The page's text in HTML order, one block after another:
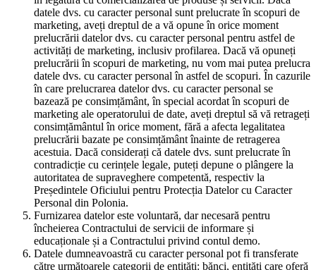
datele dvs. cu caracter personal sunt prelucrate în scopuri de
marketing, aveți dreptul de a vă opune în orice moment
prelucrării datelor dvs. cu caracter personal pentru astfel de
activități de marketing, inclusiv profilarea. Dacă vă opuneți
prelucrării în scopuri de marketing, nu vom mai putea prelucra
datele dvs. cu caracter personal în astfel de scopuri. În cazurile
în care prelucrarea datelor dvs. cu caracter personal se
bazează pe consimțământ, în special acordat în scopuri de
marketing ale operatorului de date, aveți dreptul să vă retrageți
consimțământul în orice moment, fără a afecta legalitatea
prelucrării bazate pe consimțământ înainte de retragerea
acestuia. Dacă considerați că datele dvs. sunt prelucrate în
contradicție cu cerințele legale, puteți depune o plângere la
autoritatea de supraveghere competentă, respectiv la
Președintele Oficiului pentru Protecția Datelor cu Caracter
Personal din Polonia.
Furnizarea datelor este voluntară, dar necesară pentru
încheierea Contractului de servicii de informare și
educaționale și a Contractului privind contul demo.
Datele dumneavoastră cu caracter personal pot fi transferate
către următoarele categorii de entități: bănci, entități care oferă